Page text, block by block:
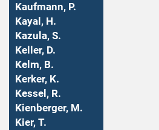
Kaufmann, P.
Kayal, H.
Kazula, S.
Keller, D.
Kelm, B.
Kerker, K.
Kessel, R.
Kienberger, M.
Kier, T.